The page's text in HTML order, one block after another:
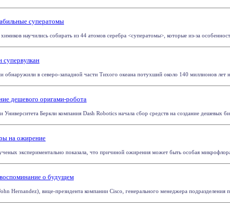
суператомы
научились собирать из 44 атомов серебра <суператомы>, которые из-за
супервулкан
в северо-западной части Тихого океана потухший около 140 миллионов лет
дешевого оригами-робота
Университета Беркли компания Dash Robotics начала сбор средств на создание дешевых
на ожирение
экспериментально показала, что причиной ожирения может быть особая
о будущем
Hernandez), вице-президента компании Cisco, генерального менеджера подразделения